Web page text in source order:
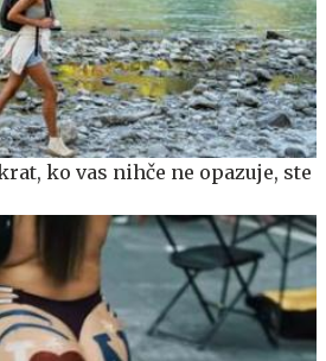
ko vas nihče ne opazuje, ste